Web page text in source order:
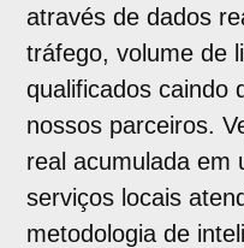
através de dados
tráfego, volume de
qualificados caindo
nossos parceiros.
real acumulada em
serviços locais
metodologia de